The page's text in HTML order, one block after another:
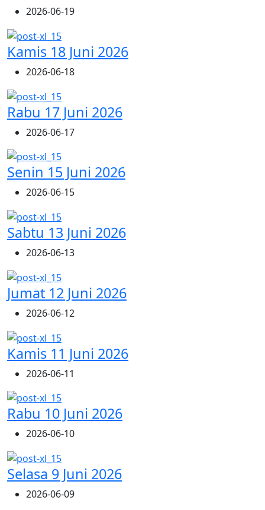
2026-06-19
Kamis 18 Juni 2026
2026-06-18
Rabu 17 Juni 2026
2026-06-17
Senin 15 Juni 2026
2026-06-15
Sabtu 13 Juni 2026
2026-06-13
Jumat 12 Juni 2026
2026-06-12
Kamis 11 Juni 2026
2026-06-11
Rabu 10 Juni 2026
2026-06-10
Selasa 9 Juni 2026
2026-06-09